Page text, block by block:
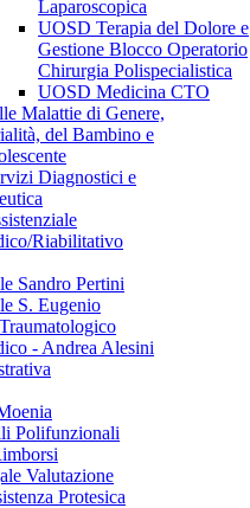
Laparoscopica
UOSD Terapia del Dolore e
Gestione Blocco Operatorio
Chirurgia Polispecialistica
UOSD Medicina CTO
Malattie di Genere,
del Bambino e
Diagnostici e
Riabilitativo
Sandro Pertini
S. Eugenio
- Andrea Alesini
Polifunzionali
Valutazione
Protesica